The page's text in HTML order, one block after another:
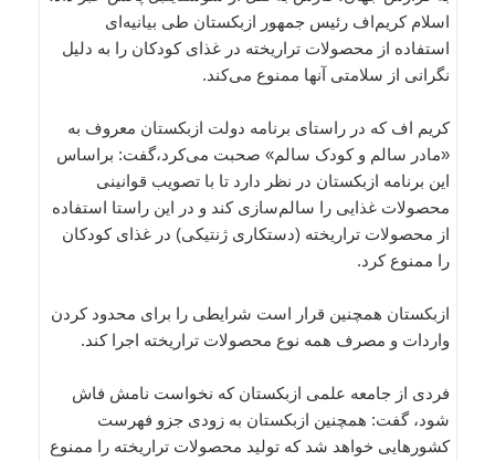
اسلام کریم‌اف رئیس جمهور ازبکستان طی بیانیه‌ای
استفاده از محصولات تراریخته در غذای کودکان را به دلیل
نگرانی از سلامتی آنها ممنوع می‌کند.
کریم اف که در راستای برنامه دولت ازبکستان معروف به
«مادر سالم و کودک سالم» صحبت می‌کرد،‌گفت: براساس
این برنامه ازبکستان در نظر دارد تا با تصویب قوانینی
محصولات غذایی را سالم‌سازی کند و در این راستا استفاده
از محصولات تراریخته (دستکاری ژنتیکی) در غذای کودکان
را ممنوع کرد.
ازبکستان همچنین قرار است شرایطی را برای محدود کردن
واردات و مصرف همه نوع محصولات تراریخته اجرا کند.
فردی از جامعه علمی ازبکستان که نخواست نامش فاش
شود،‌ گفت: همچنین ازبکستان به زودی جزو فهرست
کشورهایی خواهد شد که تولید محصولات تراریخته را ممنوع